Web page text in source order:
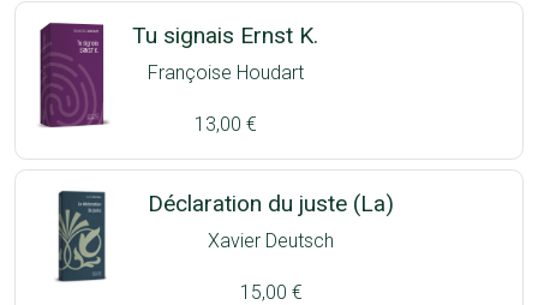
Tu signais Ernst K.
Françoise Houdart
13,00 €
Déclaration du juste (La)
Xavier Deutsch
15,00 €